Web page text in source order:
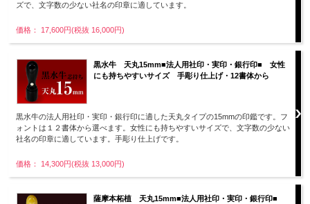
ズで、文字数の少ない社名の印章に適しています。
価格： 17,600円(税抜 16,000円)
黒水牛 天丸15mm■法人用社印・実印・銀行印■ 女性
にも持ちやすいサイズ 手彫り仕上げ・12書体から
黒水牛の法人用社印・実印・銀行印に適した天丸タイプの15mmの印鑑です。フ
ォントは１２書体から選べます。女性にも持ちやすいサイズで、文字数の少ない
社名の印章に適しています。手彫り仕上げです。
価格： 14,300円(税抜 13,000円)
薩摩本柘植 天丸15mm■法人用社印・実印・銀行印■